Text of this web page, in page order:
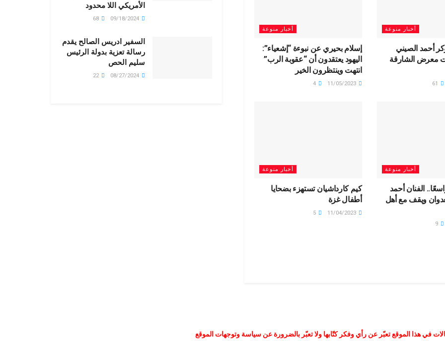
أخبار منوعة
أحمد الصيني
معرض الشارقة
أخبار منوعة
إسلام بحيري عن نبوءة “إشعياء”:
اليهود يعتقدون أن “عقوبة الرب”
انتهت وينتظرون الخير
11/05/2023
4
أخبار منوعة
الفنان أحمد
ويقف مع أهل
أخبار منوعة
كيم كارداشيان تستهزء بضحايا
أطفال غزة
11/04/2023
5
الأمريكي اللا محدود
السفير ادريس الصالح يقدم
رسالة تعزية بدولة الرئيس
سليم الحص
في هذا الموقع تعبّر عن رأي وفكر كتّابها ولا تعبّر بالضرورة عن سياسة وتوجهات الموقع